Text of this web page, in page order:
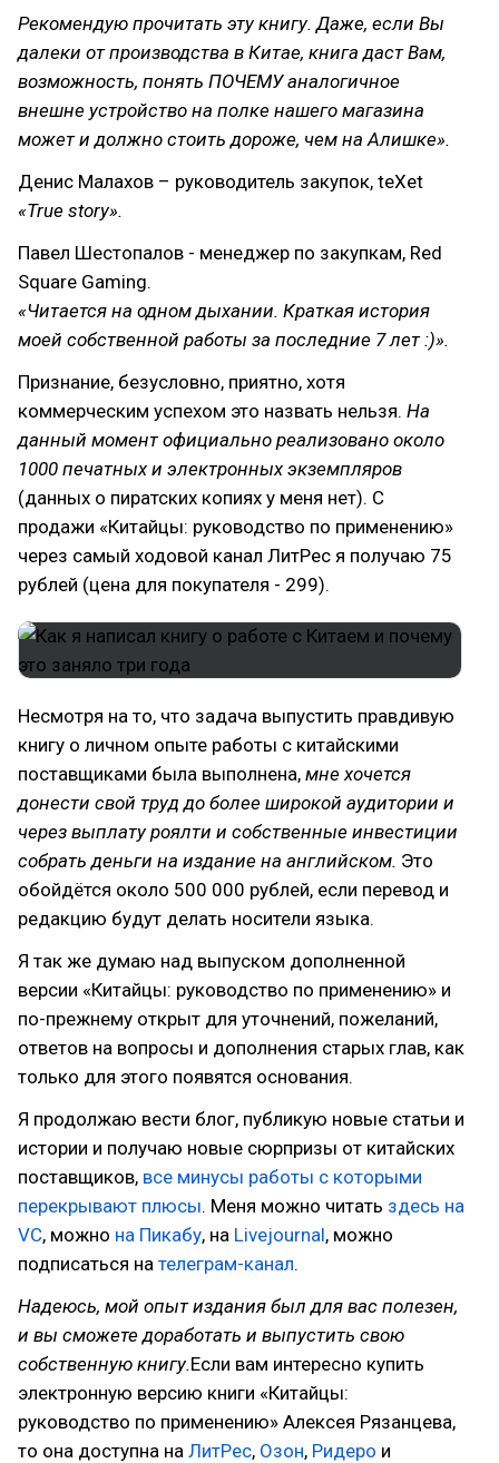
Рекомендую прочитать эту книгу. Даже, если Вы
далеки от производства в Китае, книга даст Вам,
возможность, понять ПОЧЕМУ аналогичное
внешне устройство на полке нашего магазина
может и должно стоить дороже, чем на Алишке».
Денис Малахов – руководитель закупок, teXet
«True story».
Павел Шестопалов - менеджер по закупкам, Red
Square Gaming.
«Читается на одном дыхании. Краткая история
моей собственной работы за последние 7 лет :)».
Признание, безусловно, приятно, хотя
коммерческим успехом это назвать нельзя. На
данный момент официально реализовано около
1000 печатных и электронных экземпляров
(данных о пиратских копиях у меня нет). С
продажи «Китайцы: руководство по применению»
через самый ходовой канал ЛитРес я получаю 75
рублей (цена для покупателя - 299).
Несмотря на то, что задача выпустить правдивую
книгу о личном опыте работы с китайскими
поставщиками была выполнена, мне хочется
донести свой труд до более широкой аудитории и
через выплату роялти и собственные инвестиции
собрать деньги на издание на английском. Это
обойдётся около 500 000 рублей, если перевод и
редакцию будут делать носители языка.
Я так же думаю над выпуском дополненной
версии «Китайцы: руководство по применению» и
по-прежнему открыт для уточнений, пожеланий,
ответов на вопросы и дополнения старых глав, как
только для этого появятся основания.
Я продолжаю вести блог, публикую новые статьи и
истории и получаю новые сюрпризы от китайских
поставщиков, все минусы работы с которыми
перекрывают плюсы. Меня можно читать здесь на
VC, можно на Пикабу, на Livejournal, можно
подписаться на телеграм-канал.
Надеюсь, мой опыт издания был для вас полезен,
и вы сможете доработать и выпустить свою
собственную книгу.Если вам интересно купить
электронную версию книги «Китайцы:
руководство по применению» Алексея Рязанцева,
то она доступна на ЛитРес, Озон, Ридеро и